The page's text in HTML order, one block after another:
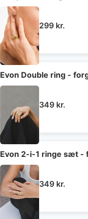
299 kr.
Evon Double ring -
349 kr.
Evon 2-i-1 ringe sæt -
349 kr.